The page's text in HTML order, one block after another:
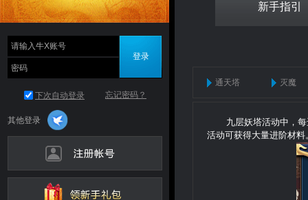
新手指引
通天塔 灭魔
九层妖塔活动中，
活动可获得大量进阶材料